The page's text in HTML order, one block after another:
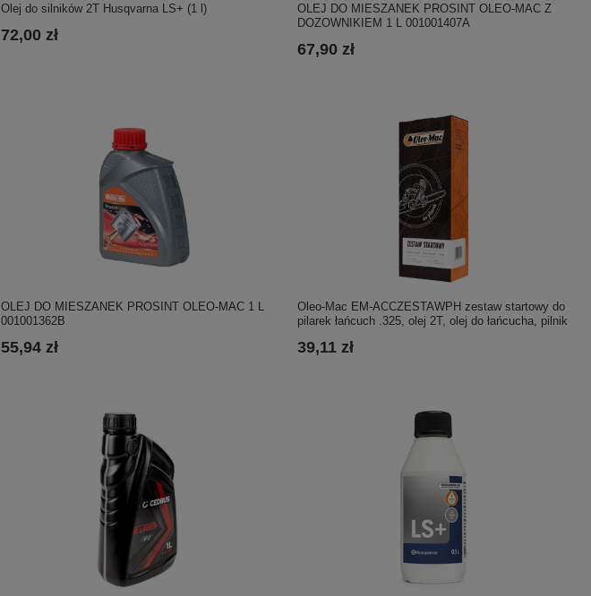
Olej do silników 2T Husqvarna LS+ (1 l)
72,00 zł
OLEJ DO MIESZANEK PROSINT OLEO-MAC Z
DOZOWNIKIEM 1 L 001001407A
67,90 zł
OLEJ DO MIESZANEK PROSINT OLEO-MAC 1 L
001001362B
55,94 zł
Oleo-Mac EM-ACCZESTAWPH zestaw startowy do
pilarek łańcuch .325, olej 2T, olej do łańcucha, pilnik
39,11 zł